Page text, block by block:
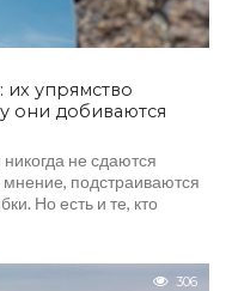
их упрямство
они добиваются
не сдаются
подстраиваются
Но есть и те, кто
306